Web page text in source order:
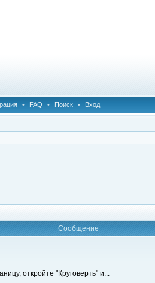
• FAQ • Поиск • Вход
Сообщение
откройте "Круговерть" и...